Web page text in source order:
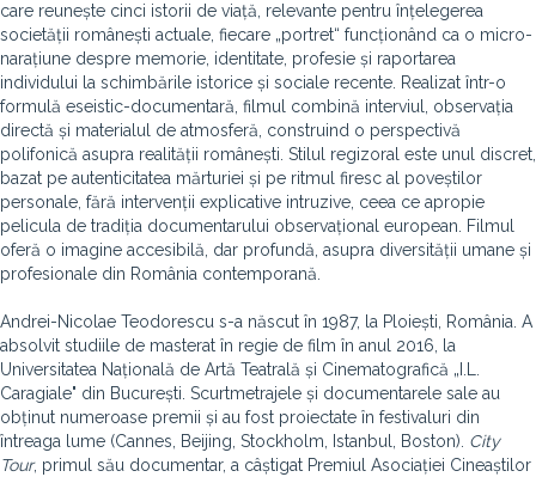
care reunește cinci istorii de viață, relevante pentru înțelegerea
societății românești actuale, fiecare „portret“ funcționând ca o micro-
narațiune despre memorie, identitate, profesie și raportarea
individului la schimbările istorice și sociale recente. Realizat într-o
formulă eseistic-documentară, filmul combină interviul, observația
directă și materialul de atmosferă, construind o perspectivă
polifonică asupra realității românești. Stilul regizoral este unul discret,
bazat pe autenticitatea mărturiei și pe ritmul firesc al poveștilor
personale, fără intervenții explicative intruzive, ceea ce apropie
pelicula de tradiția documentarului observațional european. Filmul
oferă o imagine accesibilă, dar profundă, asupra diversității umane și
profesionale din România contemporană.
Andrei-Nicolae Teodorescu s-a născut în 1987, la Ploiești, România. A
absolvit studiile de masterat în regie de film în anul 2016, la
Universitatea Națională de Artă Teatrală și Cinematografică „I.L.
Caragiale" din București. Scurtmetrajele și documentarele sale au
obținut numeroase premii și au fost proiectate în festivaluri din
întreaga lume (Cannes, Beijing, Stockholm, Istanbul, Boston). City
Tour, primul său documentar, a câștigat Premiul Asociației Cineaștilor